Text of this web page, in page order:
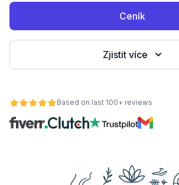
Ceník
Zjistit více
Based on last 100+ reviews